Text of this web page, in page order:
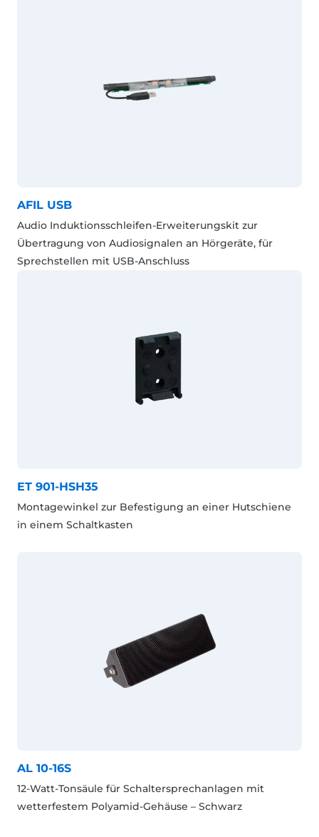
AFIL USB
Audio Induktionsschleifen-Erweiterungskit zur
Übertragung von Audiosignalen an Hörgeräte, für
Sprechstellen mit USB-Anschluss
ET 901-HSH35
Montagewinkel zur Befestigung an einer Hutschiene
in einem Schaltkasten
AL 10-16S
12-Watt-Tonsäule für Schaltersprechanlagen mit
wetterfestem Polyamid-Gehäuse – Schwarz